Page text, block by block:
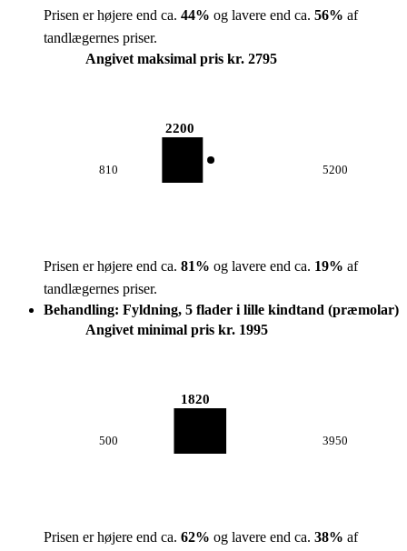
Prisen er højere end ca. 44% og lavere end ca. 56% af
tandlægernes priser.
Angivet maksimal pris kr. 2795
810
2200
5200
Prisen er højere end ca. 81% og lavere end ca. 19% af
tandlægernes priser.
Behandling: Fyldning, 5 flader i lille kindtand (præmolar)
Angivet minimal pris kr. 1995
500
1820
3950
Prisen er højere end ca. 62% og lavere end ca. 38% af